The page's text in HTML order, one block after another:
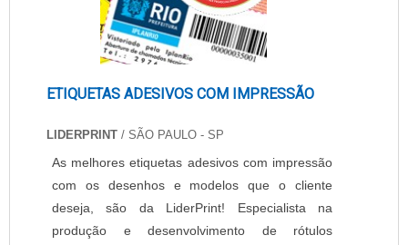
ETIQUETAS ADESIVOS COM IMPRESSÃO
LIDERPRINT / SÃO PAULO - SP
As melhores etiquetas adesivos com impressão
com os desenhos e modelos que o cliente
deseja, são da LiderPrint! Especialista na
produção e desenvolvimento de rótulos